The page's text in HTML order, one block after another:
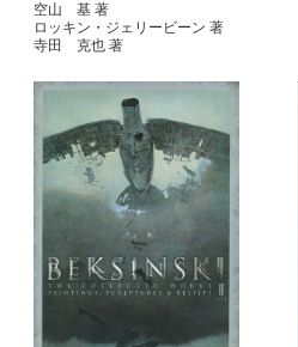
空山 基 著
ロッキン・ジェリービーン 著
寺田 克也 著